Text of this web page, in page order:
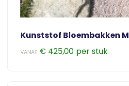
productpagina
Kunststof Bloembakken M
VANAF € 425,00